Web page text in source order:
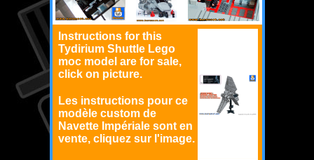
Instructions for this
Tydirium Shuttle Lego
moc model are for sale,
click on picture.
Les instructions pour ce
modèle custom de
Navette Impériale sont en
vente, cliquez sur l'image.